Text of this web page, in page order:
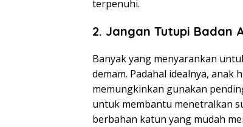
terpenuhi.
2. Jangan Tutupi Badan
Banyak yang menyarankan
demam. Padahal idealnya, anak
memungkinkan gunakan
untuk membantu menetralkan
berbahan katun yang mudah